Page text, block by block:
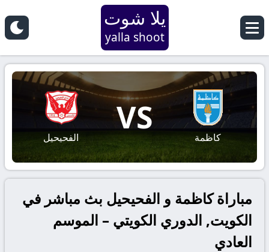
يلا شوت
yalla shoot
كاظمة
VS
الفحيحيل
مباراة كاظمة و الفحيحيل بث مباشر في
الكويت, الدوري الكويتي – الموسم
العادي